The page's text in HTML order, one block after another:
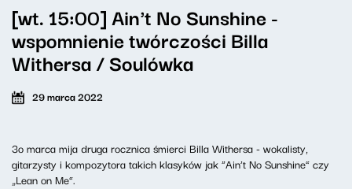
[wt. 15:00] Ain't No Sunshine -
wspomnienie twórczości Billa
Withersa / Soulówka
29 marca 2022
3o marca mija druga rocznica śmierci Billa Withersa - wokalisty,
gitarzysty i kompozytora takich klasyków jak “Ain’t No Sunshine” czy
„Lean on Me”.